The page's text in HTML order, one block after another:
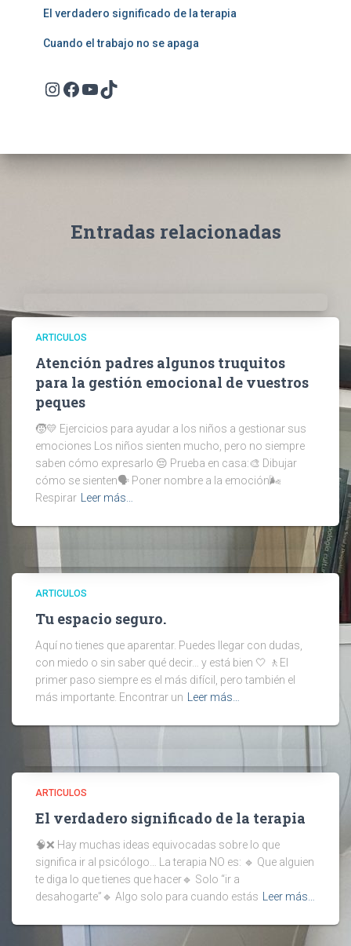
El verdadero significado de la terapia
Cuando el trabajo no se apaga
Instagram Facebook YouTube TikTok
Entradas relacionadas
ARTICULOS
Atención padres algunos truquitos
para la gestión emocional de vuestros
peques
🧒💛 Ejercicios para ayudar a los niños a gestionar sus
emociones Los niños sienten mucho, pero no siempre
saben cómo expresarlo 😔 Prueba en casa:🎨 Dibujar
cómo se sienten🗣️ Poner nombre a la emoción🌬️
Respirar
Leer más…
ARTICULOS
Tu espacio seguro.
Aquí no tienes que aparentar. Puedes llegar con dudas,
con miedo o sin saber qué decir… y está bien 🤍 🚶El
primer paso siempre es el más difícil, pero también el
más importante. Encontrar un
Leer más…
ARTICULOS
El verdadero significado de la terapia
🧠❌ Hay muchas ideas equivocadas sobre lo que
significa ir al psicólogo… La terapia NO es: 🔹 Que alguien
te diga lo que tienes que hacer🔹 Solo “ir a
desahogarte”🔹 Algo solo para cuando estás
Leer más…